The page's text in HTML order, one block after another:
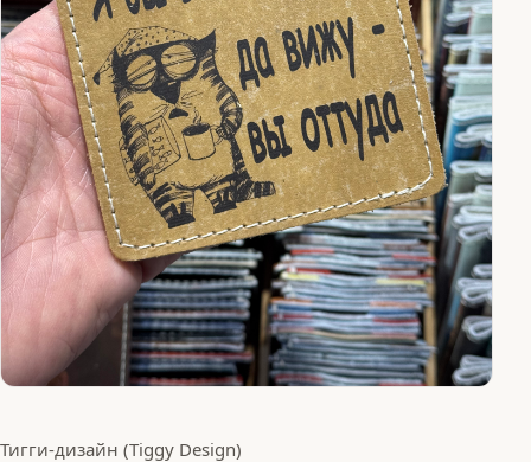
Тигги-дизайн (Tiggy Design)